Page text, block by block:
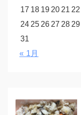
17 18 19 20 21 22
24 25 26 27 28 29
31
« 1月